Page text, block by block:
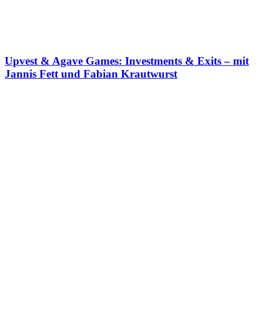
Upvest & Agave Games: Investments & Exits – mit
Jannis Fett und Fabian Krautwurst